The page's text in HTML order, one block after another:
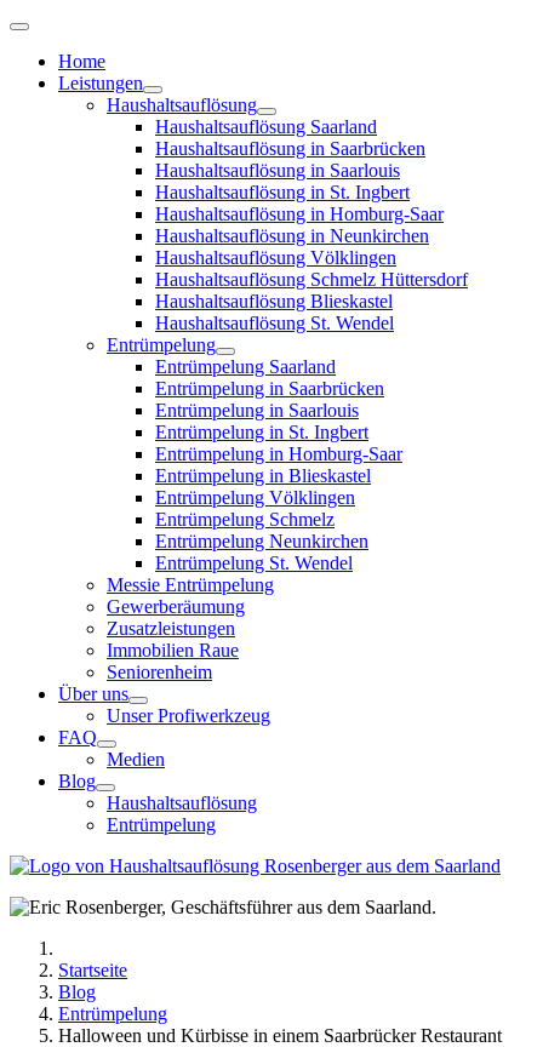
Home
Leistungen
Haushaltsauflösung
Haushaltsauflösung Saarland
Haushaltsauflösung in Saarbrücken
Haushaltsauflösung in Saarlouis
Haushaltsauflösung in St. Ingbert
Haushaltsauflösung in Homburg-Saar
Haushaltsauflösung in Neunkirchen
Haushaltsauflösung Völklingen
Haushaltsauflösung Schmelz Hüttersdorf
Haushaltsauflösung Blieskastel
Haushaltsauflösung St. Wendel
Entrümpelung
Entrümpelung Saarland
Entrümpelung in Saarbrücken
Entrümpelung in Saarlouis
Entrümpelung in St. Ingbert
Entrümpelung in Homburg-Saar
Entrümpelung in Blieskastel
Entrümpelung Völklingen
Entrümpelung Schmelz
Entrümpelung Neunkirchen
Entrümpelung St. Wendel
Messie Entrümpelung
Gewerberäumung
Zusatzleistungen
Immobilien Raue
Seniorenheim
Über uns
Unser Profiwerkzeug
FAQ
Medien
Blog
Haushaltsauflösung
Entrümpelung
Startseite
Blog
Entrümpelung
Halloween und Kürbisse in einem Saarbrücker Restaurant